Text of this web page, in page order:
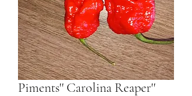
Piments'' Carolina Reaper''